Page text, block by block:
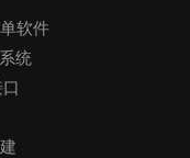
软件
统